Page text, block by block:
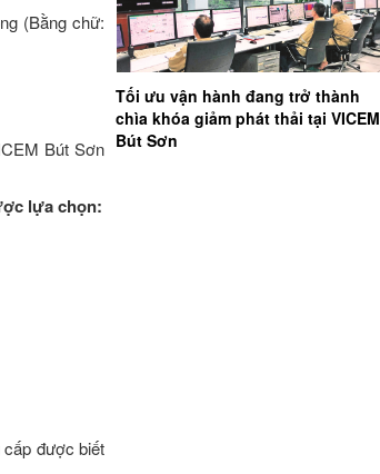
(Bằng chữ:
Bút Sơn
lựa chọn:
được biết
Tối ưu vận hành đang trở thành
chìa khóa giảm phát thải tại VICEM
Bút Sơn